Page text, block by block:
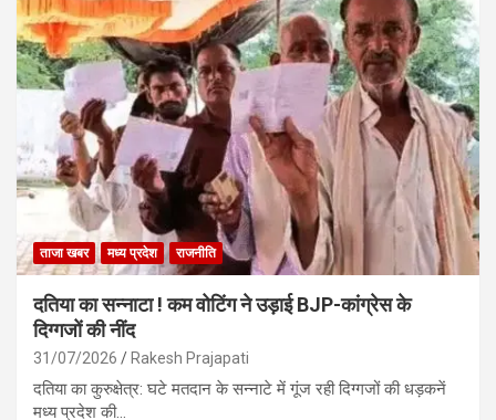
ताजा खबर मध्य प्रदेश राजनीति
दतिया का सन्नाटा ! कम वोटिंग ने उड़ाई BJP-कांग्रेस के
दिग्गजों की नींद
31/07/2026 Rakesh Prajapati
दतिया का कुरुक्षेत्र: घटे मतदान के सन्नाटे में गूंज रही दिग्गजों की धड़कनें
मध्य प्रदेश की…